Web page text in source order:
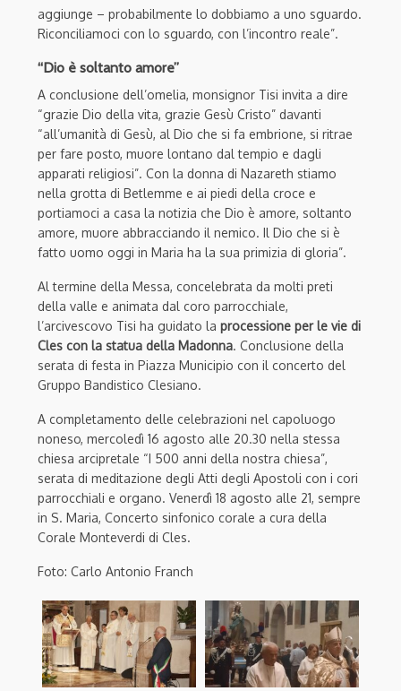
aggiunge – probabilmente lo dobbiamo a uno sguardo.
Riconciliamoci con lo sguardo, con l’incontro reale”.
“Dio è soltanto amore”
A conclusione dell’omelia, monsignor Tisi invita a dire
“grazie Dio della vita, grazie Gesù Cristo” davanti
“all’umanità di Gesù, al Dio che si fa embrione, si ritrae
per fare posto, muore lontano dal tempio e dagli
apparati religiosi”. Con la donna di Nazareth stiamo
nella grotta di Betlemme e ai piedi della croce e
portiamoci a casa la notizia che Dio è amore, soltanto
amore, muore abbracciando il nemico. Il Dio che si è
fatto uomo oggi in Maria ha la sua primizia di gloria”.
Al termine della Messa, concelebrata da molti preti
della valle e animata dal coro parrocchiale,
l’arcivescovo Tisi ha guidato la processione per le vie di
Cles con la statua della Madonna. Conclusione della
serata di festa in Piazza Municipio con il concerto del
Gruppo Bandistico Clesiano.
A completamento delle celebrazioni nel capoluogo
noneso, mercoledì 16 agosto alle 20.30 nella stessa
chiesa arcipretale “I 500 anni della nostra chiesa”,
serata di meditazione degli Atti degli Apostoli con i cori
parrocchiali e organo. Venerdì 18 agosto alle 21, sempre
in S. Maria, Concerto sinfonico corale a cura della
Corale Monteverdi di Cles.
Foto: Carlo Antonio Franch